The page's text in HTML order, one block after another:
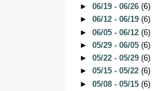
► 06/19 - 06/26 (6)
► 06/12 - 06/19 (6)
► 06/05 - 06/12 (6)
► 05/29 - 06/05 (6)
► 05/22 - 05/29 (6)
► 05/15 - 05/22 (6)
► 05/08 - 05/15 (6)